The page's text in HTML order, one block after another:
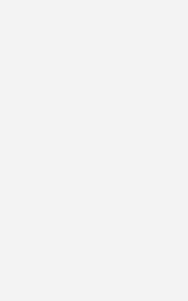
schön: Neue Fensteroberflächen
die für Fensterkunden erlebbare Design-
innen schaffen. Erfahren Sie, wie Aluminium
Kupfer, Echtholzfurniere und ökologisch